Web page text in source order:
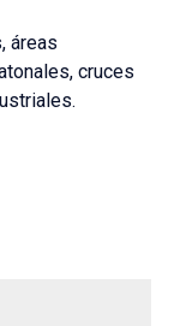
áreas
cruces